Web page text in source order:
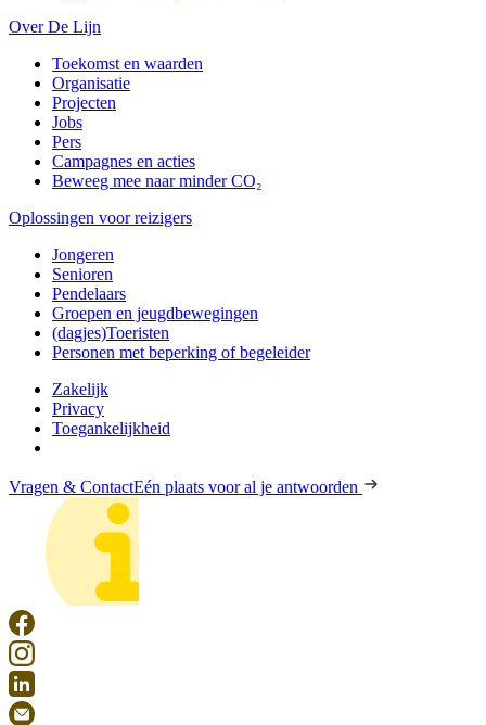
Over De Lijn
Toekomst en waarden
Organisatie
Projecten
Jobs
Pers
Campagnes en acties
Beweeg mee naar minder CO₂
Oplossingen voor reizigers
Jongeren
Senioren
Pendelaars
Groepen en jeugdbewegingen
(dagjes)Toeristen
Personen met beperking of begeleider
Zakelijk
Privacy
Toegankelijkheid
Vragen & ContactEén plaats voor al je antwoorden